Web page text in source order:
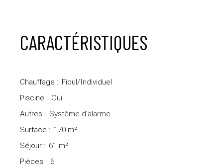
CARACTÉRISTIQUES
Chauffage : Fioul/Individuel
Piscine : Oui
Autres : Système d'alarme
Surface : 170 m²
Séjour : 61 m²
Pièces : 6